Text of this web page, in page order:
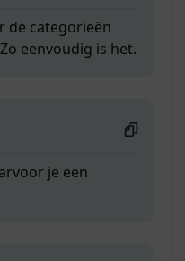
de categorieën
eenvoudig is het.
je een